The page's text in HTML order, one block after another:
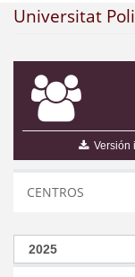
Universitat
Versión
CENTROS